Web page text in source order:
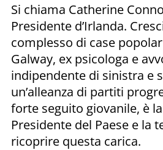
Si chiama Catherine
Presidente d’Irlanda.
complesso di case
Galway, ex psicologa e
indipendente di sinistra e
un’alleanza di partiti
forte seguito giovanile, è
Presidente del Paese e la
ricoprire questa carica.